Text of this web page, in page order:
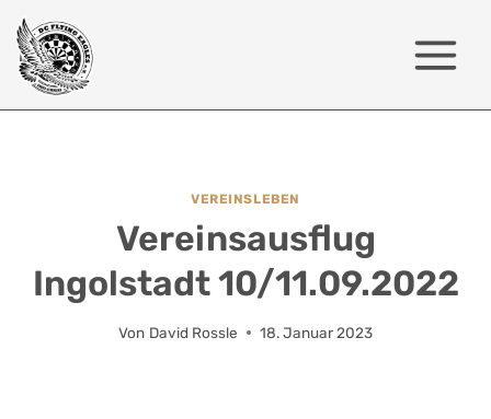
Zum
Inhalt
springen
VEREINSLEBEN
Vereinsausflug
Ingolstadt 10/11.09.2022
Von David Rossle 18. Januar 2023